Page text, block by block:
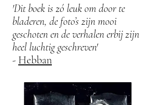
'Dit boek is zó leuk om door te
bladeren, de foto’s zijn mooi
geschoten en de verhalen erbij zijn
heel luchtig geschreven'
- Hebban